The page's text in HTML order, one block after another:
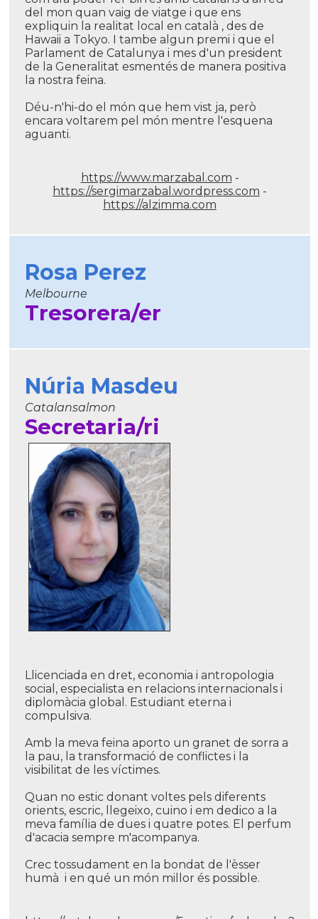
del mon quan vaig de viatge i que ens
expliquin la realitat local en català , des de
Hawaii a Tokyo. I tambe algun premi i que el
Parlament de Catalunya i mes d'un president
de la Generalitat esmentés de manera positiva
la nostra feina.
Déu-n'hi-do el món que hem vist ja, però
encara voltarem pel món mentre l'esquena
aguanti.
https://www.marzabal.com -
https://sergimarzabal.wordpress.com -
https://alzimma.com
Rosa Perez
Melbourne
Tresorera/er
Núria Masdeu
Catalansalmon
Secretaria/ri
Llicenciada en dret, economia i antropologia
social, especialista en relacions internacionals i
diplomàcia global. Estudiant eterna i
compulsiva.
Amb la meva feina aporto un granet de sorra a
la pau, la transformació de conflictes i la
visibilitat de les ví­ctimes.
Quan no estic donant voltes pels diferents
orients, escric, llegeixo, cuino i em dedico a la
meva famí­lia de dues i quatre potes. El perfum
d'acacia sempre m'acompanya.
Crec tossudament en la bondat de l'èsser
humà i en qué un món millor és possible.